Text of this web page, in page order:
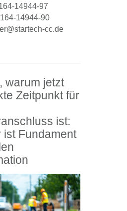
14944-97
14944-90
cc.de
warum jetzt
Zeitpunkt für
ist:
ist Fundament